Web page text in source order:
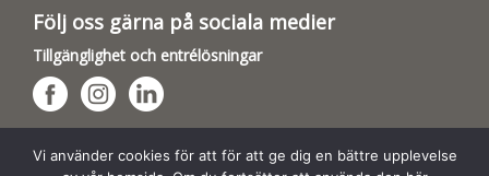
Följ oss gärna på sociala medier
Tillgänglighet och entrélösningar
Hundsporthallar
Vi använder cookies för att för att ge dig en bättre upplevelse